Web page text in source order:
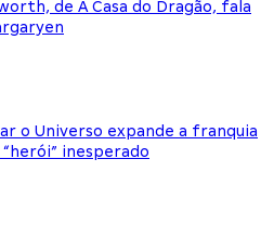
de A Casa do Dragão, fala
o Universo expande a franquia
inesperado